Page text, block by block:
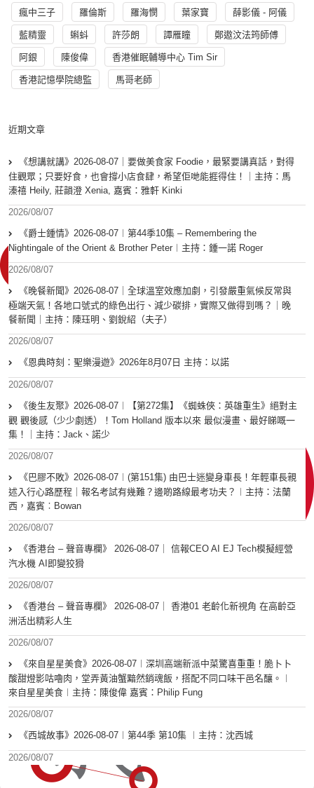
瘋中三子 羅倫斯 羅海憫 葉家寶 薛影儀 - 阿儀
藍精靈 蝌蚪 許莎朗 譚雁瞳 鄭遨汶法筠師傅
阿銀 陳俊偉 香港催眠輔導中心 Tim Sir
香港記憶學院總監 馬哥老師
近期文章
《想講就講》2026-08-07｜要做美食家 Foodie，最緊要講真話，對得
住觀眾；只要好食，也會撐小店食肆，希望佢哋能捱得住！｜主持：馬
溱禧 Heily, 莊韻澄 Xenia, 嘉賓：雅軒 Kinki
2026/08/07
《爵士鍾情》2026-08-07︱第44季10集 – Remembering the
Nightingale of the Orient & Brother Peter︱主持：鍾一諾 Roger
2026/08/07
《晚餐新聞》2026-08-07｜全球溫室效應加劇，引發嚴重氣候反常與
極端天氣！各地口號式的綠色出行、減少碳排，實際又做得到嗎？｜晚
餐新聞｜主持：陳珏明、劉銳紹（夫子）
2026/08/07
《恩典時刻：聖樂漫遊》2026年8月07日 主持：以諾
2026/08/07
《後生友聚》2026-08-07︱【第272集】《蜘蛛俠：英雄重生》絕對主
觀 觀後感（少少劇透）！Tom Holland 版本以來 最似漫畫、最好睇嘅一
集！｜主持：Jack、諾少
2026/08/07
《巴膠不敗》2026-08-07︱(第151集) 由巴士迷變身車長！年輕車長親
述入行心路歷程｜報名考試有幾難？邊啲路線最考功夫？︱主持：法蘭
西，嘉賓︰Bowan
2026/08/07
《香港台 – 聲音專欄》 2026-08-07｜ 信報CEO AI EJ Tech模擬經營
汽水機 AI即變狡猾
2026/08/07
《香港台 – 聲音專欄》 2026-08-07｜ 香港01 老齡化新視角 在高齡亞
洲活出精彩人生
2026/08/07
《來自星星美食》2026-08-07︱深圳高端新派中菜驚喜重重！脆卜卜
酸甜燈影咕嚕肉，堂弄黃油蟹黯然銷魂飯，搭配不同口味干邑名釀。︱
來自星星美食︱主持：陳俊偉 嘉賓：Philip Fung
2026/08/07
《西城故事》2026-08-07︱第44季 第10集 ︱主持：沈西城
2026/08/07